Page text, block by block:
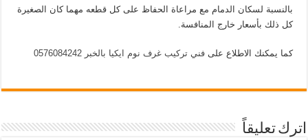
بالنسبة لسكان الدمام مع مراعاة الحفاظ على كل قطعه مهما كان الصغيرة
كل ذلك بأسعار خارج المنافسة.
كما يمكنك الاطلاع علىفني تركيب غرف نوم ايكيا بالخبر 0576084242
اترك تعليقاً